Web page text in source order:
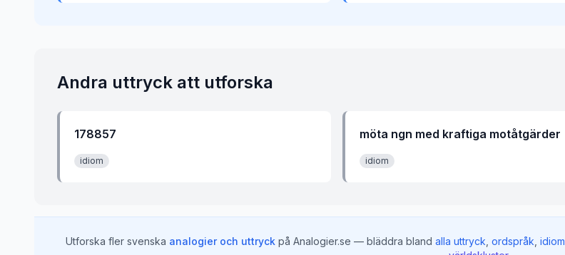
Andra uttryck att utforska
178857
idiom
möta ngn med kraftiga motåtgärder
idiom
Utforska fler svenska analogier och uttryck på Analogier.se — bläddra bland alla uttryck ordspråk idiom